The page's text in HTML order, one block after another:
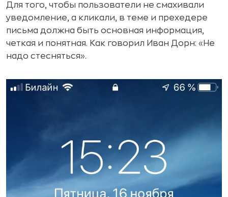
Для того, чтобы пользователи не смахивали
уведомление, а кликали, в теме и прехедере
письма должна быть основная информация,
четкая и понятная. Как говорил Иван Дорн: «Не
надо стесняться».